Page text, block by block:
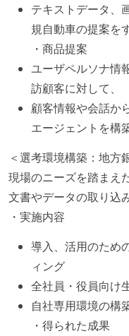
テキストデータ、
規自動車の提案を
・商品提案
ユーザペルソナ情
訪顧客に対して、
顧客情報や会話か
エージェントを構
＜選考環境構築：地方
現場のニーズを踏まえ
文書やデータの取り込
・実施内容
導入、活用のため
ィング
全社員・役員向け
自社専用環境の構
・得られた成果